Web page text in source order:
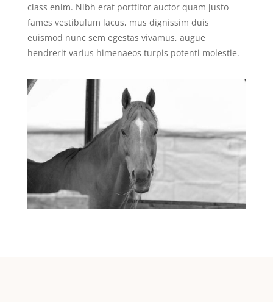
class enim. Nibh erat porttitor auctor quam justo
fames vestibulum lacus, mus dignissim duis
euismod nunc sem egestas vivamus, augue
hendrerit varius himenaeos turpis potenti molestie.